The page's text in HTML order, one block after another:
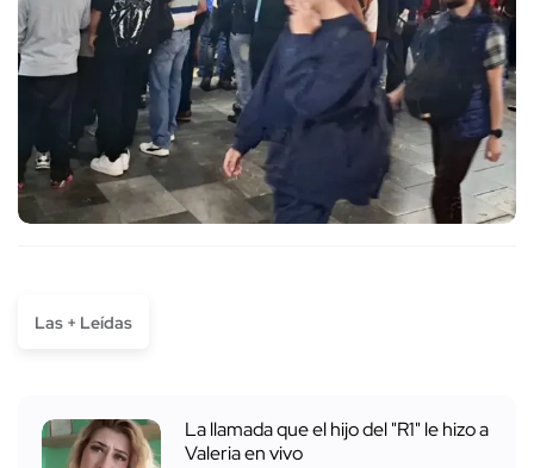
Las + Leídas
La llamada que el hijo del "R1" le hizo a
Valeria en vivo